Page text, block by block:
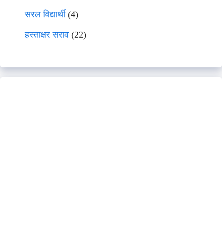
सरल विद्यार्थी(4)
हस्ताक्षर सराव (22)